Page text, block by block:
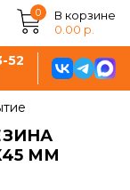
0
В корзине
0.00 р.
52
ММ